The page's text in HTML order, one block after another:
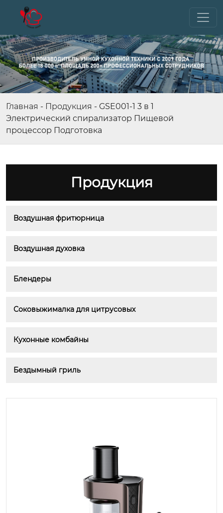
Главная - Продукция - GSE001-1 3 в 1
Электрический спирализатор Пищевой
процессор Подготовка
Продукция
Воздушная фритюрница
Воздушная духовка
Блендеры
Соковыжималка для цитрусовых
Кухонные комбайны
Бездымный гриль